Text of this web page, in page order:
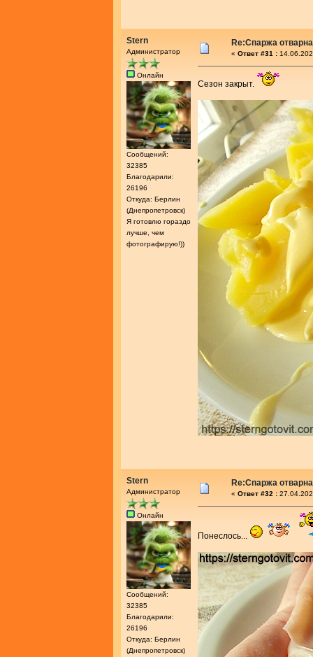
Stern
Администратор
Онлайн
Сообщений:
32385
Благодарили:
26196
Откуда: Берлин
(Днепропетровск)
Я готовлю гораздо
лучше, чем
фотографирую!))
Re:Спаржа
« Ответ #31 :
Сезон закрыт.
Stern
Администратор
Онлайн
Сообщений:
32385
Благодарили:
26196
Откуда: Берлин
(Днепропетровск)
Re:Спаржа
« Ответ #32 :
Понеслось...